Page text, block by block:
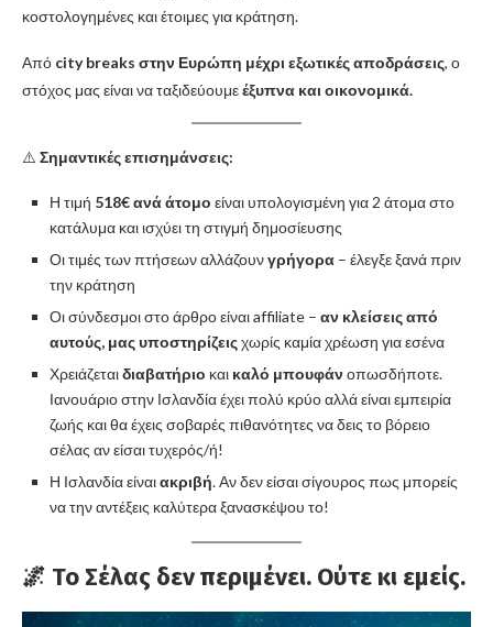
κοστολογημένες και έτοιμες για κράτηση.
Από city breaks στην Ευρώπη μέχρι εξωτικές αποδράσεις, ο
στόχος μας είναι να ταξιδεύουμεέξυπνα και οικονομικά.
⚠️ Σημαντικές επισημάνσεις:
Η τιμή 518€ ανά άτομο είναι υπολογισμένη για 2 άτομα στο
κατάλυμα και ισχύει τη στιγμή δημοσίευσης
Οι τιμές των πτήσεων αλλάζουνγρήγορα – έλεγξε ξανά πριν
την κράτηση
Οι σύνδεσμοι στο άρθρο είναι affiliate – αν κλείσεις από
αυτούς, μας υποστηρίζειςχωρίς καμία χρέωση για εσένα
Χρειάζεταιδιαβατήριο και καλό μπουφάνοπωσδήποτε.
Ιανουάριο στην Ισλανδία έχει πολύ κρύο αλλά είναι εμπειρία
ζωής και θα έχεις σοβαρές πιθανότητες να δεις το βόρειο
σέλας αν είσαι τυχερός/ή!
Η Ισλανδία είναιακριβή. Αν δεν είσαι σίγουρος πως μπορείς
να την αντέξεις καλύτερα ξανασκέψου το!
🌌 Το Σέλας δεν περιμένει. Ούτε κι εμείς.